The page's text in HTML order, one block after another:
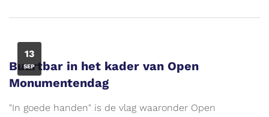
ZO
13
SEP
Buurtbar in het kader van Open
Monumentendag
"In goede handen" is de vlag waaronder Open